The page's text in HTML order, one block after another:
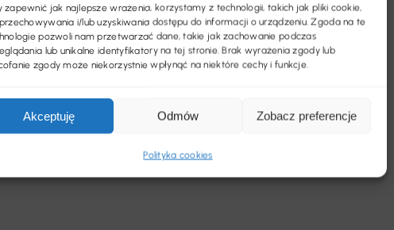
zapewnić jak najlepsze wrażenia, korzystamy z technologii, takich jak pliki cookie,
i/lub uzyskiwania dostępu do informacji o urządzeniu. Zgoda na te
pozwoli nam przetwarzać dane, takie jak zachowanie podczas
lub unikalne identyfikatory na tej stronie. Brak wyrażenia zgody lub
zgody może niekorzystnie wpłynąć na niektóre cechy i funkcje.
Akceptuję Odmów Zobacz preferencje
Polityka cookies